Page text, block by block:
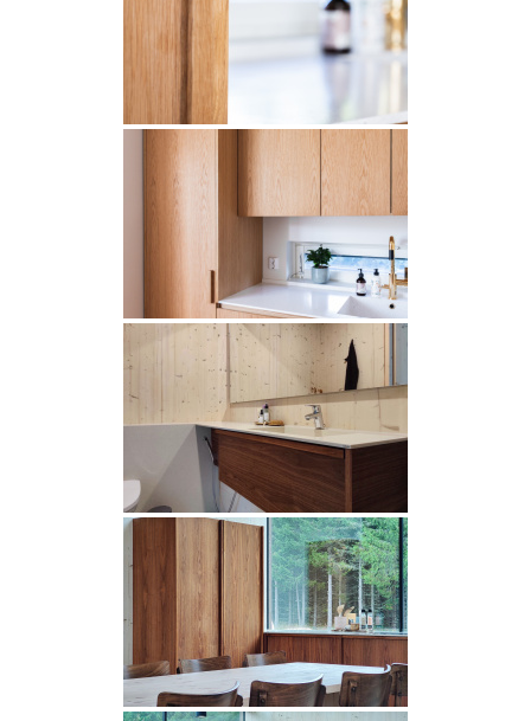
Galleria
Asiakaskokemuksia
ARKKIkauppa
€0,00
PALVELUT
Suunnittelijoille
Projektimyynti
MEISTÄ
Yhteystiedot
Tiimi
Tarina
Rekry